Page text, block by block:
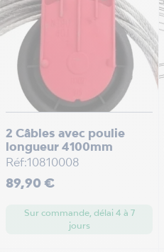
2 Câbles avec poulie
longueur 4100mm
Réf:10810008
Prix
89,90 €
Sur commande, délai 4 à 7
jours